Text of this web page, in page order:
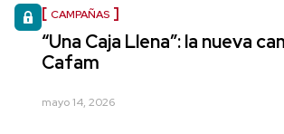
CAMPAÑAS
“Una Caja Llena”: la nueva
Cafam
mayo 14, 2026